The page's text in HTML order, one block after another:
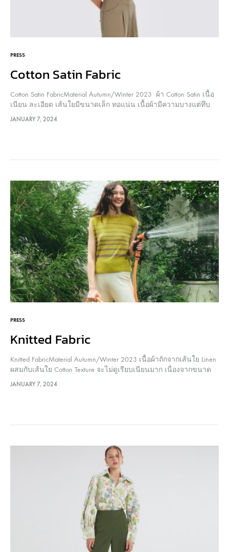
PRESS
Cotton Satin Fabric
Cotton Satin FabricMaterial Autumn/Winter 2023 ผ้า Cotton Satin เนื้อ
เนียน ละเอียด เส้นใยมีขนาดเล็ก ทอแน่น เนื้อผ้ามีความบางแต่ทึบ
แสง มีความมันเงาเล็กน้อยจากการทอแบบซาติน เส้นใยคอตตอนเป็น
เส้นใยธรรมชาติ มีจุดเด่นในเรื่องการดูดซับความชื้น และระบาย
JANUARY 7, 2024
PRESS
Knitted Fabric
Knitted FabricMaterial Autumn/Winter 2023 เนื้อผ้าถักจากเส้นใย Linen
ผสมกับเส้นใย Cotton Texture จะไม่ดูเรียบเนียนมาก เนื่องจากขนาด
เส้นใยที่ใหญ่ของ Linen เนื้อทอมีความบาง โปร่ง น้ำหนักเบา สวมใส่
สบายเพราะเป็นผ้าถักมีความยืดหยุ่นสูง ใส่แล้วไม่ร้อน ระบายอากาศ
JANUARY 7, 2024